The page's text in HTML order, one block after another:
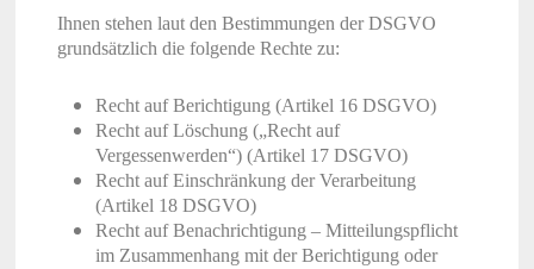
Ihnen stehen laut den Bestimmungen der DSGVO
grundsätzlich die folgende Rechte zu:
Recht auf Berichtigung (Artikel 16 DSGVO)
Recht auf Löschung („Recht auf
Vergessenwerden“) (Artikel 17 DSGVO)
Recht auf Einschränkung der Verarbeitung
(Artikel 18 DSGVO)
Recht auf Benachrichtigung – Mitteilungspflicht
im Zusammenhang mit der Berichtigung oder